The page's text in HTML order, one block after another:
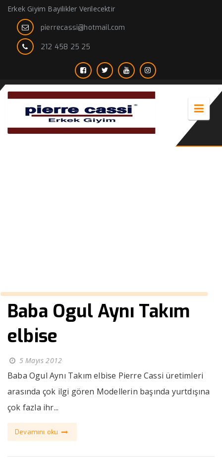
Erkek Giyim Bayilikler Verilecektir
pierrecassi@hotmail.com
212 458 25 25
Baba Ogul Aynı Takım
elbise
5 Mayıs 2012
Baba Ogul Aynı Takım elbise Pierre Cassi üretimleri
arasında çok ilgi gören Modellerin başında yurtdışına
çok fazla ihr...
Devamını oku